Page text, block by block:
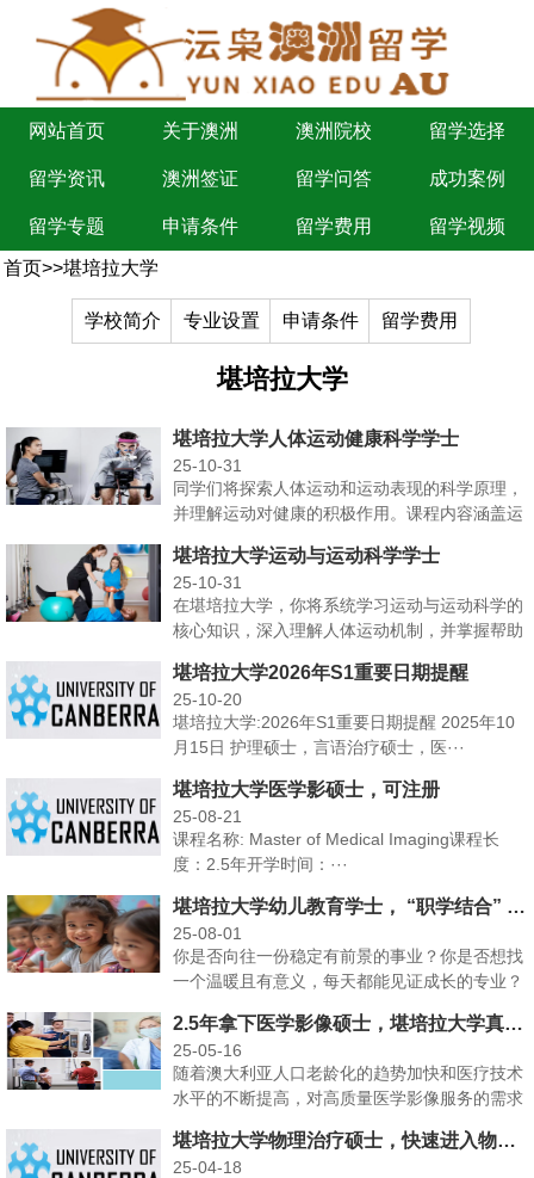
网站首页 关于澳洲 澳洲院校 留学选择
留学资讯 澳洲签证 留学问答 成功案例
留学专题 申请条件 留学费用 留学视频
首页>>堪培拉大学
学校简介 专业设置 申请条件 留学费用
堪培拉大学
堪培拉大学人体运动健康科学学士
25-10-31
同学们将探索人体运动和运动表现的科学原理，
并理解运动对健康的积极作用。课程内容涵盖运
堪培拉大学运动与运动科学学士
25-10-31
在堪培拉大学，你将系统学习运动与运动科学的
核心知识，深入理解人体运动机制，并掌握帮助
堪培拉大学2026年S1重要日期提醒
25-10-20
堪培拉大学:2026年S1重要日期提醒 2025年10
月15日 护理硕士，言语治疗硕士，医···
堪培拉大学医学影硕士，可注册
25-08-21
课程名称: Master of Medical Imaging课程长
度：2.5年开学时间：···
堪培拉大学幼儿教育学士， “职学结合” 模式，助你在澳洲当幼教
25-08-01
你是否向往一份稳定有前景的事业？你是否想找
一个温暖且有意义，每天都能见证成长的专业？
2.5年拿下医学影像硕士，堪培拉大学真有点太高效了
25-05-16
随着澳大利亚人口老龄化的趋势加快和医疗技术
水平的不断提高，对高质量医学影像服务的需求
堪培拉大学物理治疗硕士，快速进入物理治疗职业生涯
25-04-18